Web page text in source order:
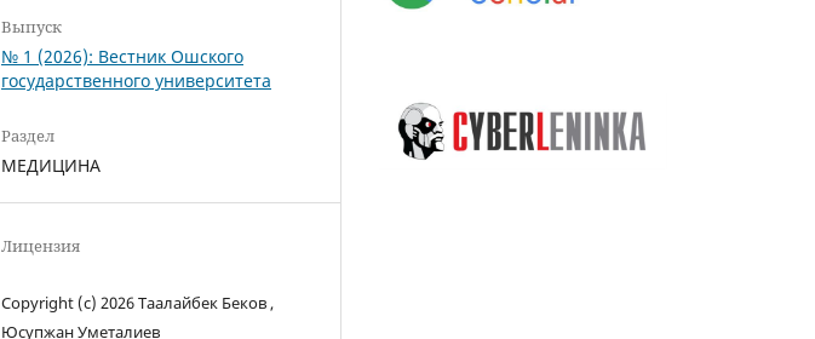
Выпуск
№ 1 (2026): Вестник Ошского
государственного университета
Раздел
МЕДИЦИНА
Лицензия
Copyright (c) 2026 Таалайбек Беков ,
Юсупжан Уметалиев